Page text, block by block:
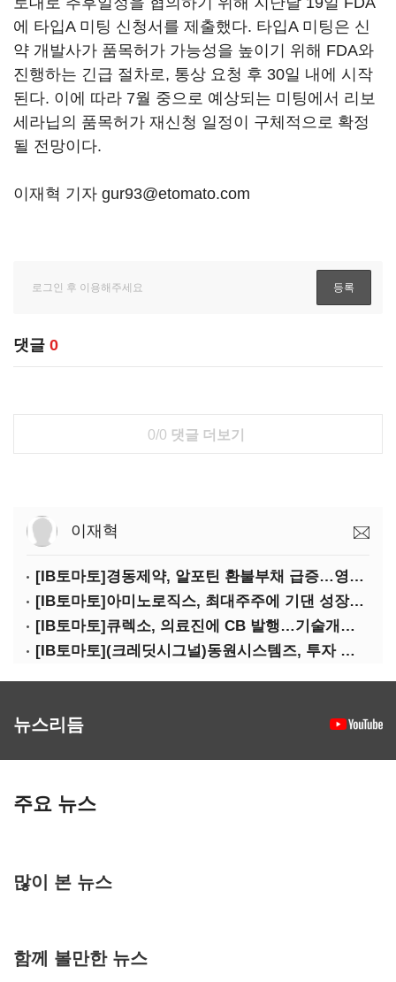
에 타입A 미팅 신청서를 제출했다. 타입A 미팅은 신
약 개발사가 품목허가 가능성을 높이기 위해 FDA와
진행하는 긴급 절차로, 통상 요청 후 30일 내에 시작
된다. 이에 따라 7월 중으로 예상되는 미팅에서 리보
세라닙의 품목허가 재신청 일정이 구체적으로 확정
될 전망이다.
이재혁 기자 gur93@etomato.com
댓글 0
0/0 댓글 더보기
이재혁
[IB토마토]경동제약, 알포틴 환불부채 급증…영업이익 30% 잠식
[IB토마토]아미노로직스, 최대주주에 기댄 성장…높은 의존도 '양날의 검'
[IB토마토]큐렉소, 의료진에 CB 발행…기술개발 명분 뒤 보상 논란
[IB토마토](크레딧시그널)동원시스템즈, 투자 속도 조절이 만든 재무 안정화
뉴스리듬
주요 뉴스
많이 본 뉴스
함께 볼만한 뉴스